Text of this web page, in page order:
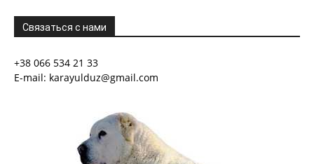
Связаться с нами
+38 066 534 21 33
E-mail: karayulduz@gmail.com